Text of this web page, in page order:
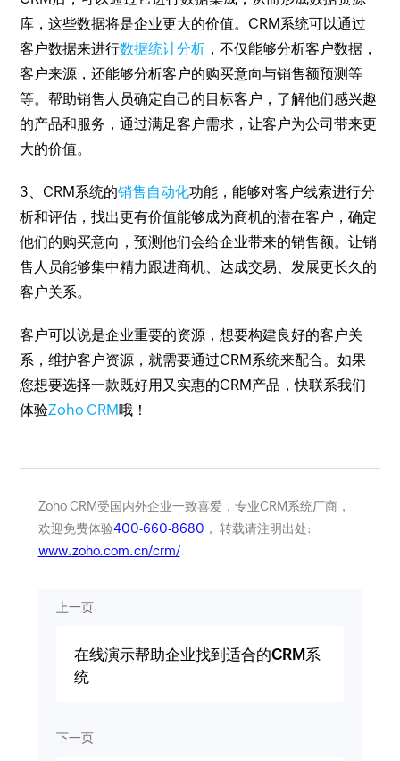
库，这些数据将是企业更大的价值。CRM系统可以通过
客户数据来进行数据统计分析 ，不仅能够分析客户数据，
客户来源，还能够分析客户的购买意向与销售额预测等
等。帮助销售人员确定自己的目标客户，了解他们感兴趣
的产品和服务，通过满足客户需求，让客户为公司带来更
大的价值。
3、CRM系统的销售自动化功能，能够对客户线索进行分
析和评估，找出更有价值能够成为商机的潜在客户，确定
他们的购买意向，预测他们会给企业带来的销售额。让销
售人员能够集中精力跟进商机、达成交易、发展更长久的
客户关系。
客户可以说是企业重要的资源，想要构建良好的客户关
系，维护客户资源，就需要通过CRM系统来配合。如果
您想要选择一款既好用又实惠的CRM产品，快联系我们
体验Zoho CRM哦！
Zoho CRM受国内外企业一致喜爱，专业CRM系统厂商，
欢迎免费体验400-660-8680 ， 转载请注明出处:
www.zoho.com.cn/crm/
上一页
在线演示帮助企业找到适合的CRM系
统
下一页